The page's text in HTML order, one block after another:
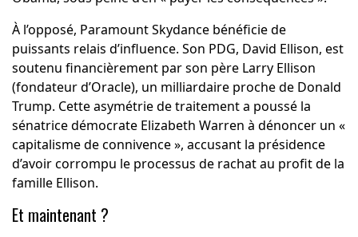
À l’opposé, Paramount Skydance bénéficie de
puissants relais d’influence. Son PDG, David Ellison, est
soutenu financièrement par son père Larry Ellison
(fondateur d’Oracle), un milliardaire proche de Donald
Trump. Cette asymétrie de traitement a poussé la
sénatrice démocrate Elizabeth Warren à dénoncer un «
capitalisme de connivence », accusant la présidence
d’avoir corrompu le processus de rachat au profit de la
famille Ellison.
Et maintenant ?